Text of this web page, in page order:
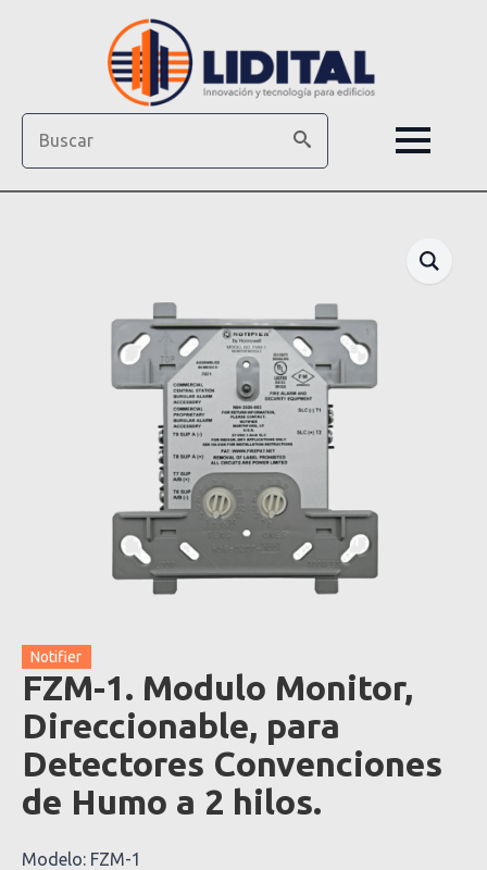
Notifier
FZM-1. Modulo Monitor,
Direccionable, para
Detectores Convenciones
de Humo a 2 hilos.
Modelo: FZM-1